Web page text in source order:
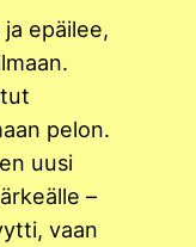
epäilee,
pelon.
uusi
–
vaan